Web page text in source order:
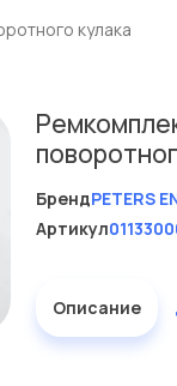
кулака
БрендPETERS
Артикул
Описание